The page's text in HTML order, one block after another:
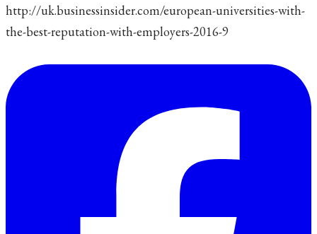
http://uk.businessinsider.com/european-universities-with-
the-best-reputation-with-employers-2016-9